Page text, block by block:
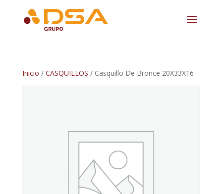
Inicio / CASQUILLOS / Casquillo De Bronce 20X33X16